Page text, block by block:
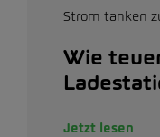
Strom tanken
Wie
Jetzt lesen